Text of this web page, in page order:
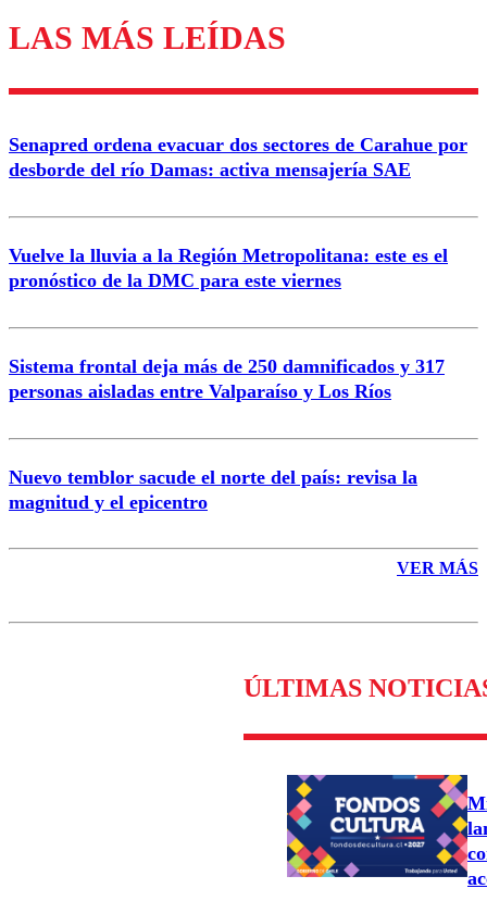
Los comentarios son moderados para garantizar un
diálogo respetuoso.
Correo
Enviar comentario
LAS MÁS LEÍDAS
Senapred ordena evacuar dos sectores de Carahue por
desborde del río Damas: activa mensajería SAE
Vuelve la lluvia a la Región Metropolitana: este es el
pronóstico de la DMC para este viernes
Sistema frontal deja más de 250 damnificados y 317
personas aisladas entre Valparaíso y Los Ríos
Nuevo temblor sacude el norte del país: revisa la
magnitud y el epicentro
VER MÁS
ÚLTIMAS